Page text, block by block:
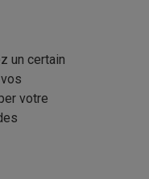
un certain
votre